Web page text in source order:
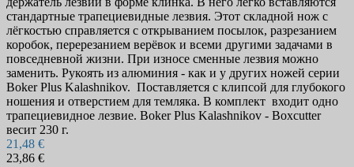
стандартные трапециевидные лезвия. Этот складной нож с
лёгкостью справляется с открыванием посылок, разрезанием
коробок, перерезанием верёвок и всеми другими задачами в
повседневной жизни. При износе сменные лезвия можно
заменить. Рукоять из алюминия - как и у других ножей серии
Boker Plus Kalashnikov. Поставляется с клипсой для глубокого
ношения и отверстием для темляка. В комплект входит одно
трапециевидное лезвие. Boker Plus Kalashnikov - Boxcutter
весит 230 г.
21,48 €
23,86 €